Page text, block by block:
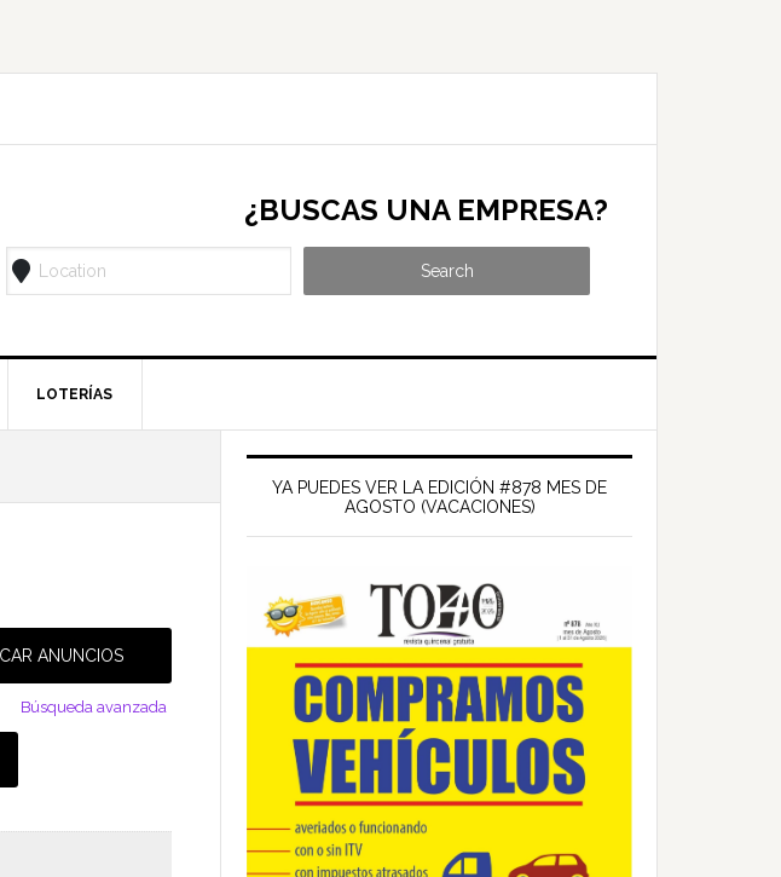
¿BUSCAS UNA EMPRESA?
Search
LOTERÍAS
Búsqueda avanzada
Barra
lateral
principal
YA PUEDES VER LA EDICIÓN #878 MES DE
AGOSTO (VACACIONES)